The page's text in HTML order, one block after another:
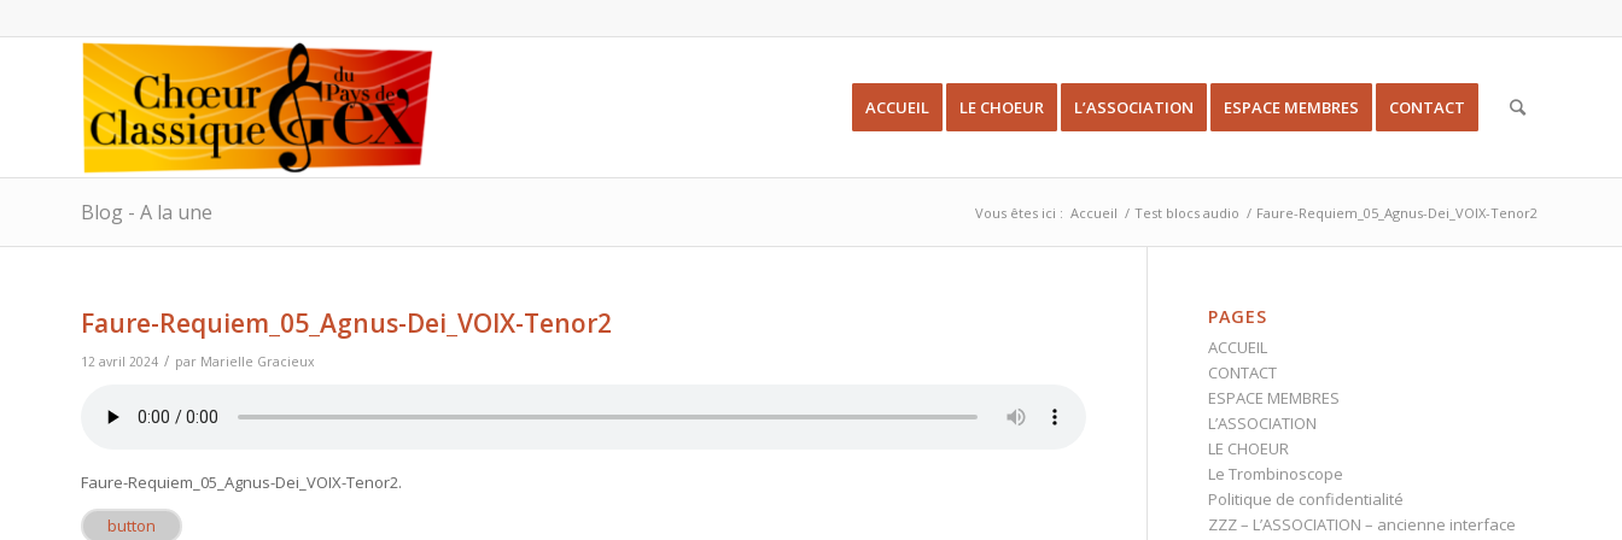
ACCUEIL LE CHOEUR L’ASSOCIATION ESPACE MEMBRES CONTACT
Blog - A la une Vous êtes ici : Accueil / Test blocs audio / Faure-Requiem_05_Agnus-Dei_VOIX-Tenor2
Faure-Requiem_05_Agnus-Dei_VOIX-Tenor2
12 avril 2024 / par Marielle Gracieux
Faure-Requiem_05_Agnus-Dei_VOIX-Tenor2.
button
PAGES
ACCUEIL
CONTACT
ESPACE MEMBRES
L’ASSOCIATION
LE CHOEUR
Le Trombinoscope
Politique de confidentialité
ZZZ – L’ASSOCIATION – ancienne interface